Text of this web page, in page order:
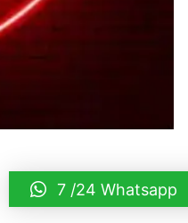
7 /24 Whatsapp